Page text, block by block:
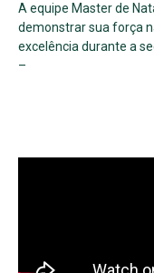
A equipe Master de
demonstrar sua força
excelência durante a
–